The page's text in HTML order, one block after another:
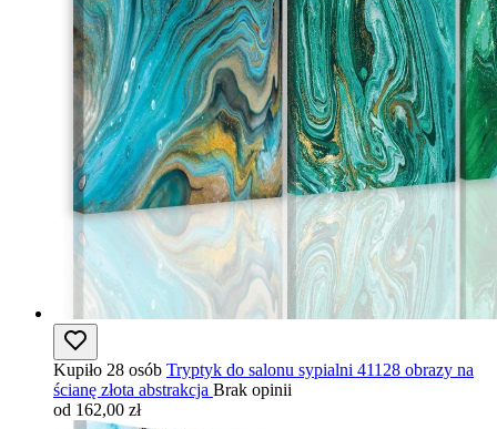
Kupiło 28 osób Tryptyk do salonu sypialni 41128 obrazy na
ścianę złota abstrakcja Brak opinii
od 162,00 zł